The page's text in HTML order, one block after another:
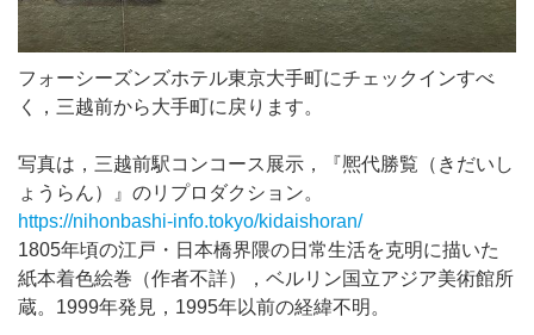
フォーシーズンズホテル東京大手町にチェックインすべ
く，三越前から大手町に戻ります。
写真は，三越前駅コンコース展示，『熈代勝覧（きだいし
ょうらん）』のリプロダクション。
https://nihonbashi-info.tokyo/kidaishoran/
1805年頃の江戸・日本橋界隈の日常生活を克明に描いた
紙本着色絵巻（作者不詳），ベルリン国立アジア美術館所
蔵。1999年発見，1995年以前の経緯不明。